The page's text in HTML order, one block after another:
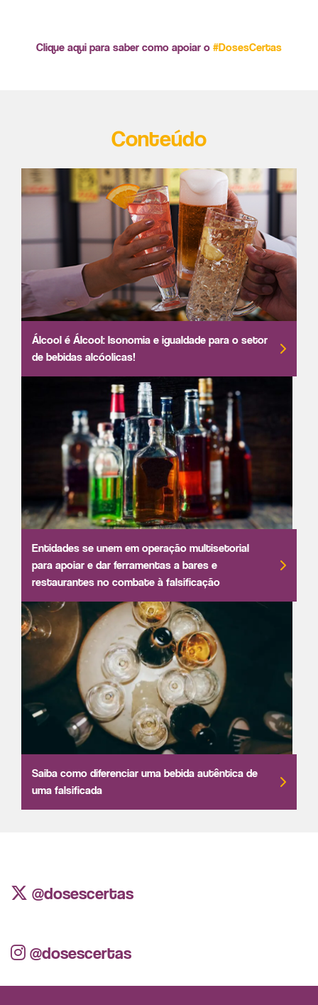
Clique aqui para saber como apoiar o #DosesCertas
Conteúdo
Álcool é Álcool: Isonomia e igualdade para o setor
de bebidas alcóolicas!
Entidades se unem em operação multisetorial
para apoiar e dar ferramentas a bares e
restaurantes no combate à falsificação
Saiba como diferenciar uma bebida autêntica de
uma falsificada
@dosescertas
@dosescertas